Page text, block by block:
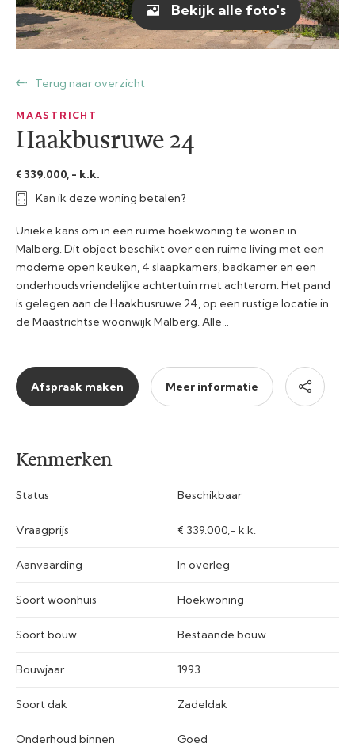
Terug naar overzicht
MAASTRICHT
Haakbusruwe 24
€ 339.000, - k.k.
Kan ik deze woning betalen?
Unieke kans om in een ruime hoekwoning te wonen in
Malberg. Dit object beschikt over een ruime living met een
moderne open keuken, 4 slaapkamers, badkamer en een
onderhoudsvriendelijke achtertuin met achterom. Het pand
is gelegen aan de Haakbusruwe 24, op een rustige locatie in
de Maastrichtse woonwijk Malberg. Alle…
Afspraak maken Meer informatie
Bekijk alle foto's
Kenmerken
Status Beschikbaar
Vraagprijs € 339.000,- k.k.
Aanvaarding In overleg
Soort woonhuis Hoekwoning
Soort bouw Bestaande bouw
Bouwjaar 1993
Soort dak Zadeldak
Onderhoud binnen Goed